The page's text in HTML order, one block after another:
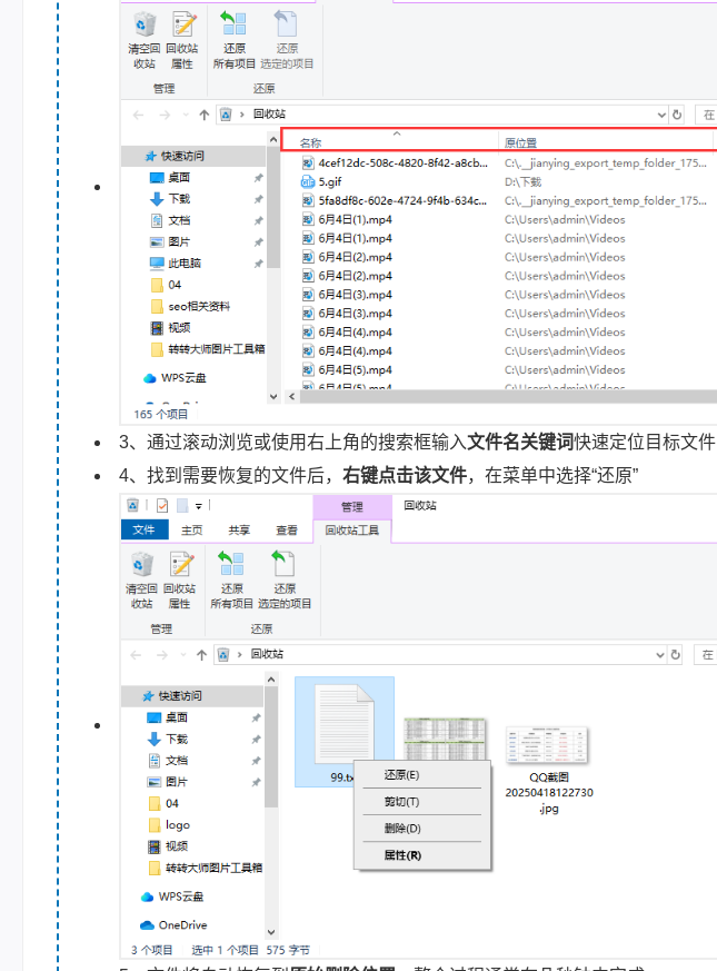
3、通过滚动浏览或使用右上角的搜索框输入文件名关键词快速定位目标文件
4、找到需要恢复的文件后， 右键点击该文件，在菜单中选择“还原”